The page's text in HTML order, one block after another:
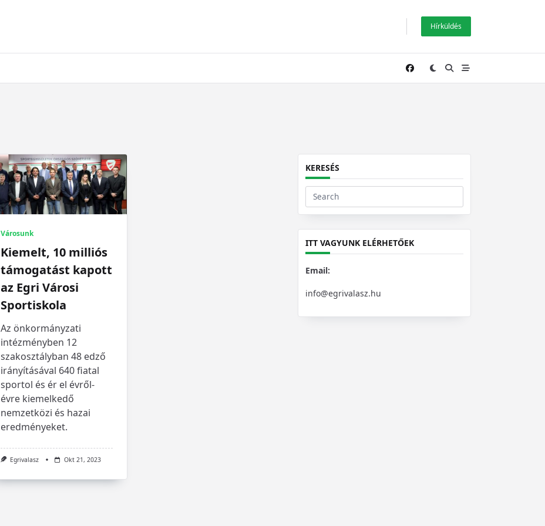
Hírküldés
Városunk
Kiemelt, 10 milliós
támogatást kapott
az Egri Városi
Sportiskola
Az önkormányzati
intézményben 12
szakosztályban 48 edző
irányításával 640 fiatal
sportol és ér el évről-
évre kiemelkedő
nemzetközi és hazai
eredményeket.
Egrivalasz Okt 21, 2023
KERESÉS
Search
for:
ITT VAGYUNK ELÉRHETŐEK
Email:
info@egrivalasz.hu